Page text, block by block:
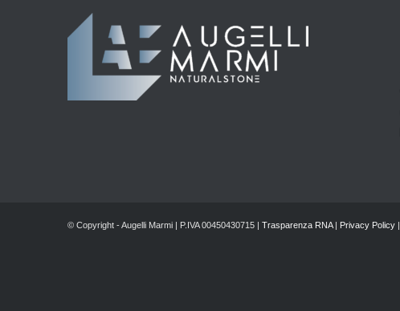
© Copyright - Augelli Marmi | P.IVA 00450430715 | Trasparenza RNA| Privacy Policy|